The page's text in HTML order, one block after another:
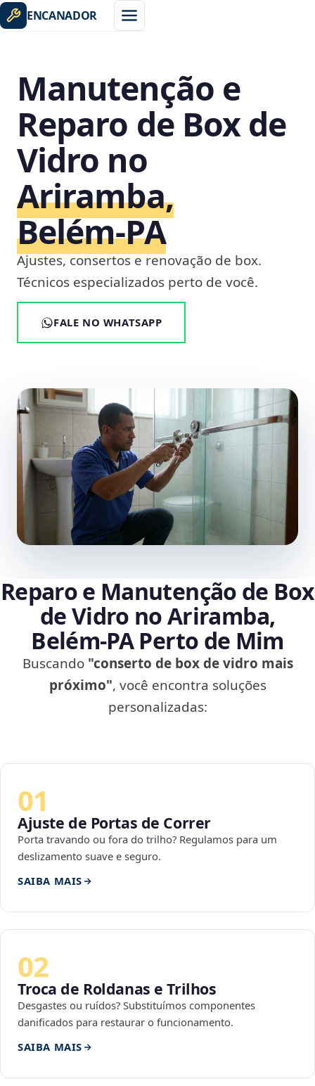
ENCANADOR
Manutenção e
Reparo de Box de
Vidro no
Ariramba,
Belém‑PA
Ajustes, consertos e renovação de box.
Técnicos especializados perto de você.
FALE NO WHATSAPP
Reparo e Manutenção de Box
de Vidro no Ariramba,
Belém‑PA Perto de Mim
Buscando "conserto de box de vidro mais
próximo", você encontra soluções
personalizadas:
01
Ajuste de Portas de Correr
Porta travando ou fora do trilho? Regulamos para um
deslizamento suave e seguro.
SAIBA MAIS
02
Troca de Roldanas e Trilhos
Desgastes ou ruídos? Substituímos componentes
danificados para restaurar o funcionamento.
SAIBA MAIS